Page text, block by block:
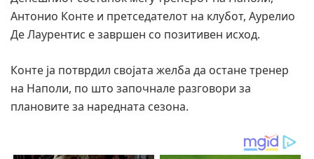
Антонио Конте и претседателот на клубот, Аурелио
Де Лаурентис е завршен со позитивен исход.
Конте ја потврдил својата желба да остане тренер
на Наполи, по што започнале разговори за
плановите за наредната сезона.